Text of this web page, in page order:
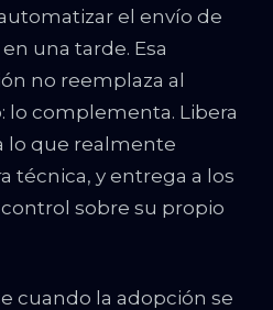
el envío de
una tarde. Esa
no reemplaza al
lo complementa. Libera
lo que realmente
técnica, y entrega a los
sobre su propio
cuando la adopción se